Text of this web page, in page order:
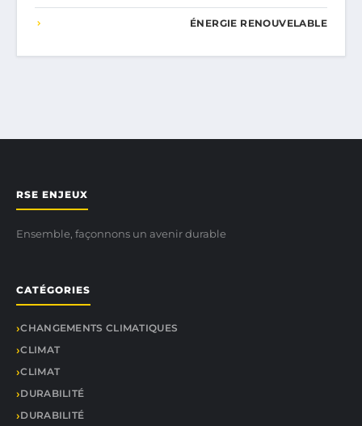
ÉNERGIE RENOUVELABLE
RSE ENJEUX
Ensemble, façonnons un avenir durable
CATÉGORIES
CHANGEMENTS CLIMATIQUES
CLIMAT
CLIMAT
DURABILITÉ
DURABILITÉ